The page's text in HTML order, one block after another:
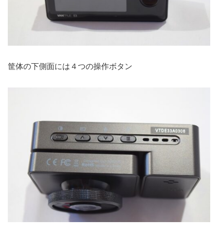
筐体の下側面には４つの操作ボタン